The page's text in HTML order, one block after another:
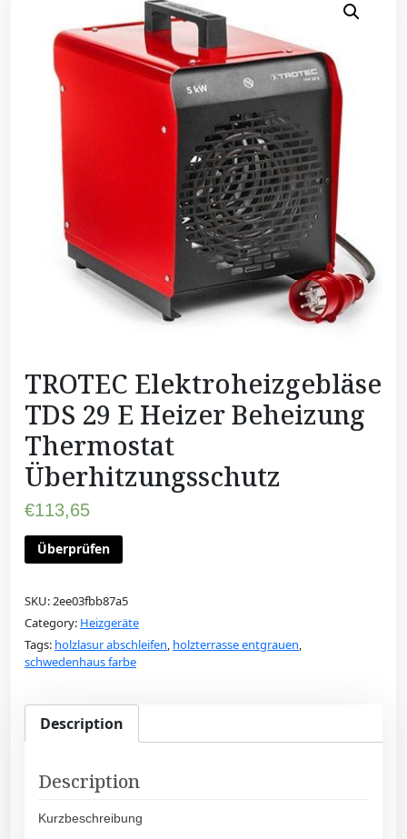
TROTEC Elektroheizgebläse
TDS 29 E Heizer Beheizung
Thermostat
Überhitzungsschutz
€113,65
Überprüfen
SKU:2ee03fbb87a5
Category: Heizgeräte
Tags: holzlasur abschleifen, holzterrasse entgrauen,
schwedenhaus farbe
Description
Description
Kurzbeschreibung